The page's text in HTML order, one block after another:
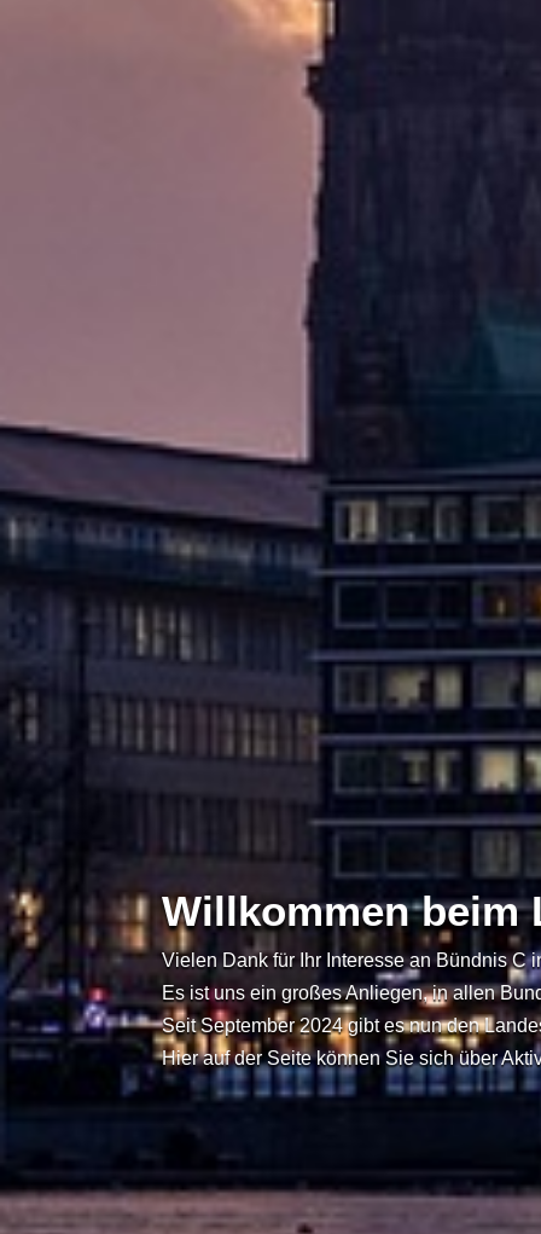
Willkommen beim
Vielen Dank für Ihr Interesse an Bündnis C
Es ist uns ein großes Anliegen, in allen
Seit September 2024 gibt es nun den
Hier auf der Seite können Sie sich über